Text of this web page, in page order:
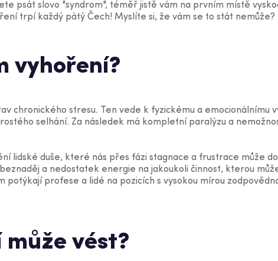
psát slovo "syndrom", téměř jistě vám na prvním místě
trpí každý pátý Čech! Myslíte si, že vám se to stát nemůže?
vyhoření?
chronického stresu. Ten vede k fyzickému a emocionálnímu
selhání. Za následek má kompletní paralýzu a
lidské duše, které nás přes fázi stagnace a frustrace může
a nedostatek energie na jakoukoli činnost, kterou
potýkají profese a lidé na pozicích s vysokou mírou
může vést?